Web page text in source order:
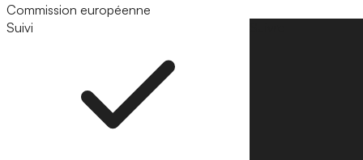
Commission européenne
Suivi